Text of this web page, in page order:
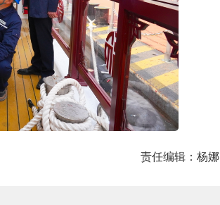
责任编辑：杨娜